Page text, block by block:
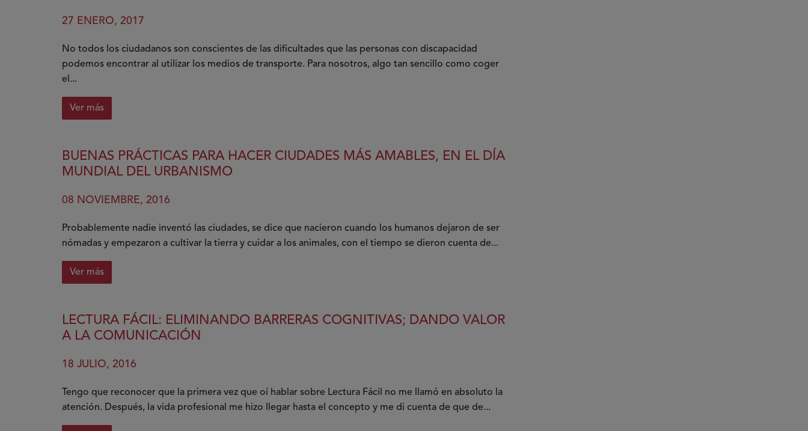
y
rutina
27 ENERO, 2017
No todos los ciudadanos son conscientes de las dificultades que las personas con discapacidad
podemos encontrar al utilizar los medios de transporte. Para nosotros, algo tan sencillo como coger
el...
Ver más
sobre
nosotros
cuándo
viajar
BUENAS PRÁCTICAS PARA HACER CIUDADES MÁS AMABLES, EN EL DÍA
MUNDIAL DEL URBANISMO
08 NOVIEMBRE, 2016
Probablemente nadie inventó las ciudades, se dice que nacieron cuando los humanos dejaron de ser
nómadas y empezaron a cultivar la tierra y cuidar a los animales, con el tiempo se dieron cuenta de...
Ver más
sobre
prácticas
para
ciudades
en
LECTURA FÁCIL: ELIMINANDO BARRERAS COGNITIVAS; DANDO VALOR
A LA COMUNICACIÓN
18 JULIO, 2016
Tengo que reconocer que la primera vez que oí hablar sobre Lectura Fácil no me llamó en absoluto la
atención. Después, la vida profesional me hizo llegar hasta el concepto y me di cuenta de que de...